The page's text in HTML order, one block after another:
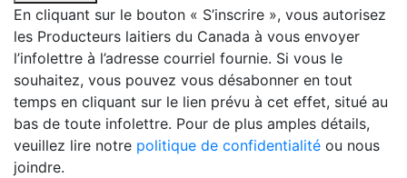
En cliquant sur le bouton « S’inscrire », vous autorisez
les Producteurs laitiers du Canada à vous envoyer
l’infolettre à l’adresse courriel fournie. Si vous le
souhaitez, vous pouvez vous désabonner en tout
temps en cliquant sur le lien prévu à cet effet, situé au
bas de toute infolettre. Pour de plus amples détails,
veuillez lire notre politique de confidentialité ou nous
joindre.